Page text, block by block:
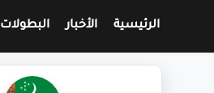
الرئيسية الأخبار البطولات